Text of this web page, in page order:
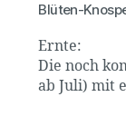
Blüten-
Ernte:
Die noch
ab Juli) mit